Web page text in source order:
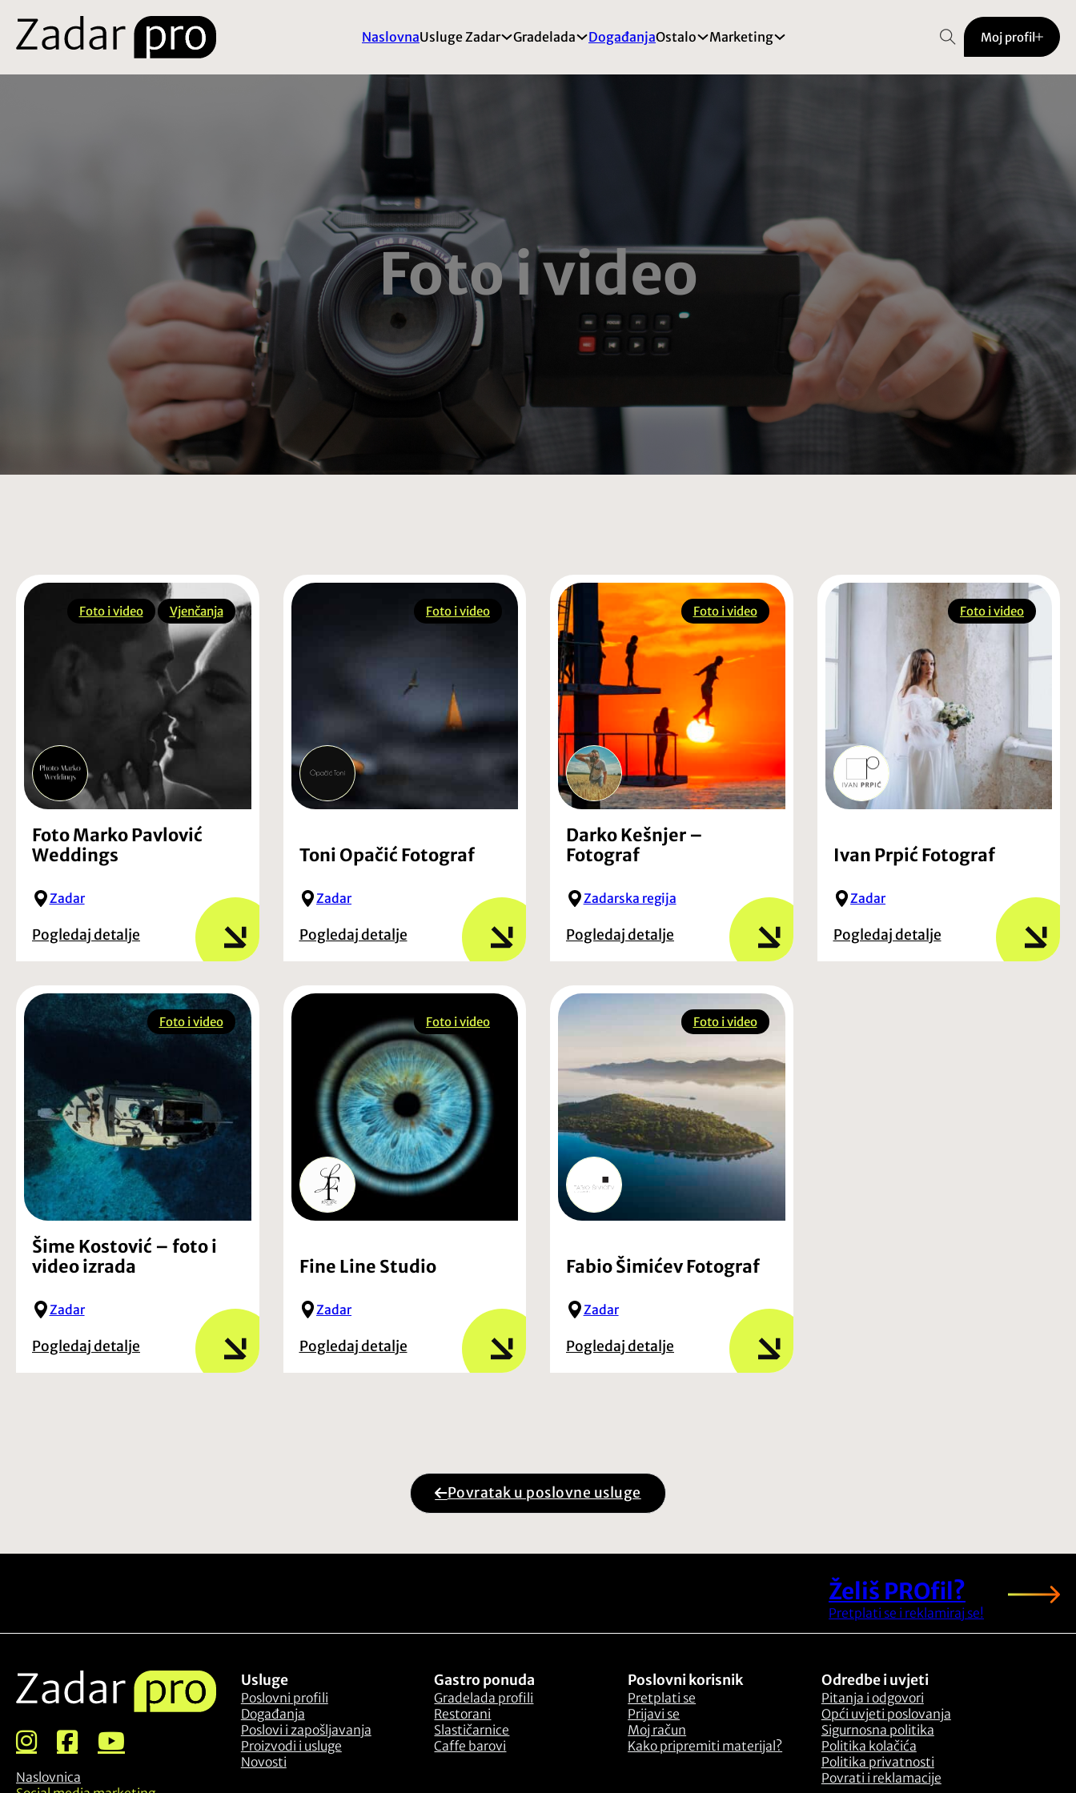
NaslovnaUsluge Zadar Gradelada DogađanjaOstalo Marketing Moj profil
Foto i video
Foto i video Vjenčanja
Foto Marko Pavlović
Weddings
Zadar
Pogledaj detalje
Foto i video
Toni Opačić Fotograf
Zadar
Pogledaj detalje
Foto i video
Darko Kešnjer –
Fotograf
Zadarska regija
Pogledaj detalje
Foto i video
Ivan Prpić Fotograf
Zadar
Pogledaj detalje
Foto i video
Šime Kostović – foto i
video izrada
Zadar
Pogledaj detalje
Foto i video
Fine Line Studio
Zadar
Pogledaj detalje
Foto i video
Fabio Šimićev Fotograf
Zadar
Pogledaj detalje
Povratak u poslovne usluge
Želiš PROfil?
Pretplati se i reklamiraj se!
Naslovnica
Usluge
Poslovni profili
Događanja
Poslovi i zapošljavanja
Proizvodi i usluge
Novosti
Gastro ponuda
Gradelada profili
Restorani
Slastičarnice
Caffe barovi
Poslovni korisnik
Pretplati se
Prijavi se
Moj račun
Kako pripremiti materijal?
Odredbe i uvjeti
Pitanja i odgovori
Opći uvjeti poslovanja
Sigurnosna politika
Politika kolačića
Politika privatnosti
Povrati i reklamacije